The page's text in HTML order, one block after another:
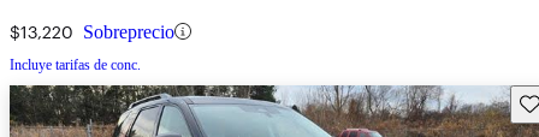
$13,220 Sobreprecio
Incluye tarifas de conc.